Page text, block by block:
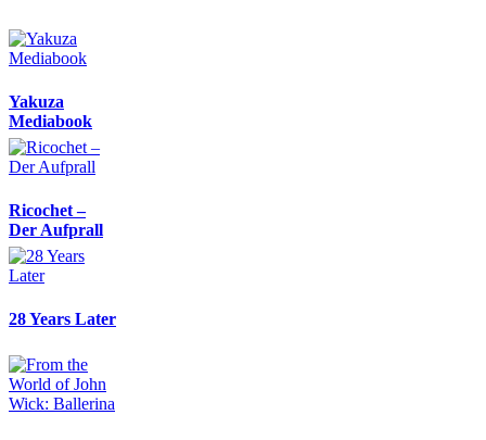
Yakuza
Mediabook
Ricochet –
Der Aufprall
28 Years Later